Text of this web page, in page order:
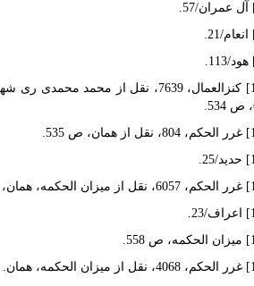
[10] کنزالعمال، 7639، نقل از